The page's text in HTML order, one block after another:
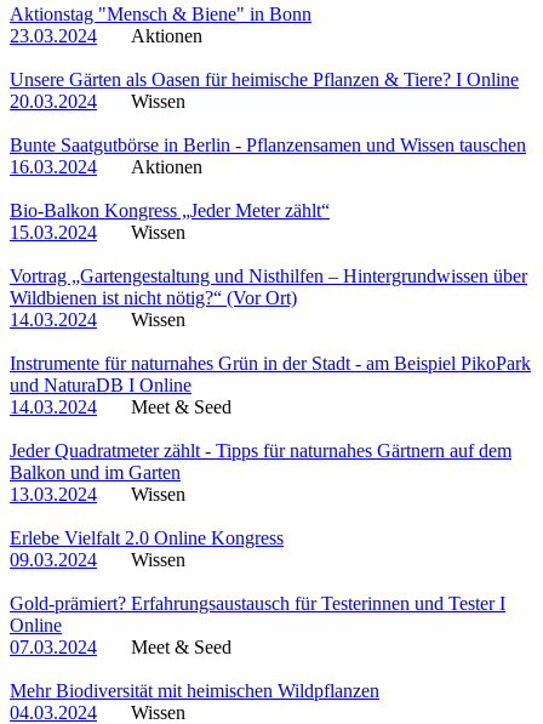
Aktionstag "Mensch & Biene" in Bonn
23.03.2024
Aktionen
Unsere Gärten als Oasen für heimische Pflanzen & Tiere? I Online
20.03.2024
Wissen
Bunte Saatgutbörse in Berlin - Pflanzensamen und Wissen tauschen
16.03.2024
Aktionen
Bio-Balkon Kongress „Jeder Meter zählt“
15.03.2024
Wissen
Vortrag „Gartengestaltung und Nisthilfen – Hintergrundwissen über
Wildbienen ist nicht nötig?“ (Vor Ort)
14.03.2024
Wissen
Instrumente für naturnahes Grün in der Stadt - am Beispiel PikoPark
und NaturaDB I Online
14.03.2024
Meet & Seed
Jeder Quadratmeter zählt - Tipps für naturnahes Gärtnern auf dem
Balkon und im Garten
13.03.2024
Wissen
Erlebe Vielfalt 2.0 Online Kongress
09.03.2024
Wissen
Gold-prämiert? Erfahrungsaustausch für Testerinnen und Tester I
Online
07.03.2024
Meet & Seed
Mehr Biodiversität mit heimischen Wildpflanzen
04.03.2024
Wissen